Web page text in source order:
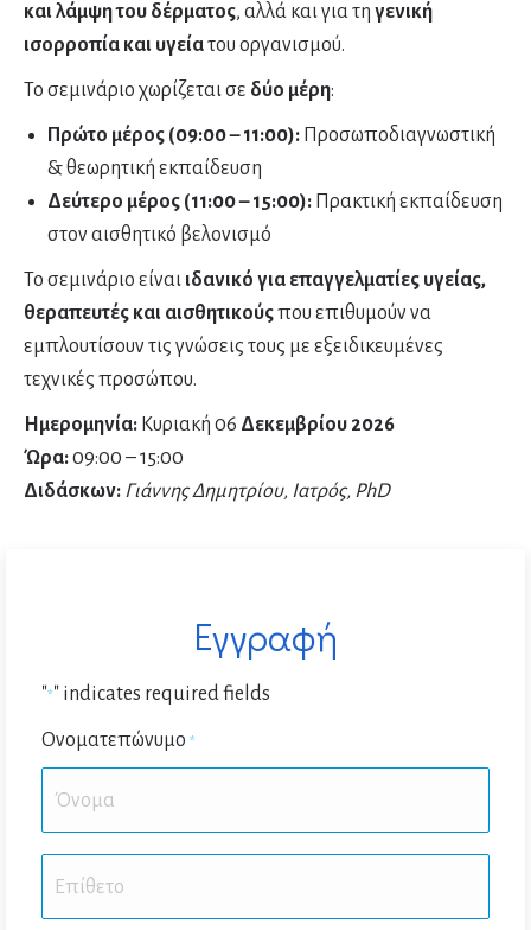
και λάμψη του δέρματος, αλλά και για τη γενική
ισορροπία και υγείατου οργανισμού.
Το σεμινάριο χωρίζεται σε δύο μέρη:
Πρώτο μέρος (09:00 – 11:00): Προσωποδιαγνωστική
& θεωρητική εκπαίδευση
Δεύτερο μέρος (11:00 – 15:00): Πρακτική εκπαίδευση
στον αισθητικό βελονισμό
Το σεμινάριο είναι ιδανικό για επαγγελματίες υγείας,
θεραπευτές και αισθητικούςπου επιθυμούν να
εμπλουτίσουν τις γνώσεις τους με εξειδικευμένες
τεχνικές προσώπου.
Ημερομηνία: Κυριακή 06 Δεκεμβρίου 2026
Ώρα:09:00 – 15:00
Διδάσκων: Γιάννης Δημητρίου, Ιατρός, PhD
Εγγραφή
"*" indicates required fields
Ονοματεπώνυμο *